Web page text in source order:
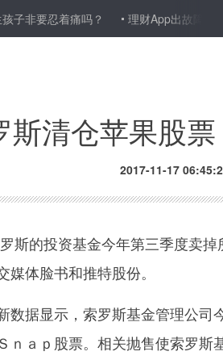
着痛吗？ 理财App出故障 男子“充值
斯清仓苹果股
2017-11-17
的投资基金今年第三季度卖掉
体脸书和推特股份。
据显示，索罗斯基金管理公司
ｎａｐ股票。相关抛售使索罗斯